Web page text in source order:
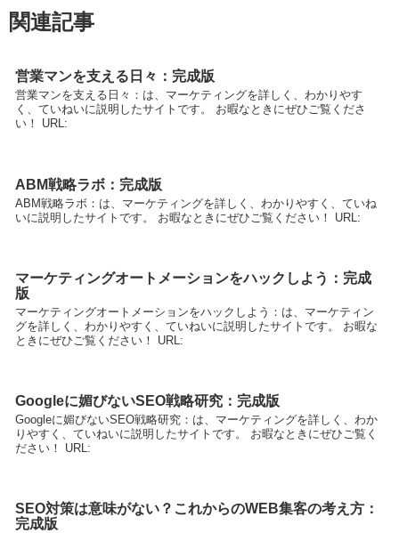
関連記事
営業マンを支える日々：完成版
営業マンを支える日々：は、マーケティングを詳しく、わかりやす
く、ていねいに説明したサイトです。 お暇なときにぜひご覧くださ
い！ URL:
ABM戦略ラボ：完成版
ABM戦略ラボ：は、マーケティングを詳しく、わかりやすく、ていね
いに説明したサイトです。 お暇なときにぜひご覧ください！ URL:
マーケティングオートメーションをハックしよう：完成
版
マーケティングオートメーションをハックしよう：は、マーケティン
グを詳しく、わかりやすく、ていねいに説明したサイトです。 お暇な
ときにぜひご覧ください！ URL:
Googleに媚びないSEO戦略研究：完成版
Googleに媚びないSEO戦略研究：は、マーケティングを詳しく、わか
りやすく、ていねいに説明したサイトです。 お暇なときにぜひご覧く
ださい！ URL:
SEO対策は意味がない？これからのWEB集客の考え方：
完成版